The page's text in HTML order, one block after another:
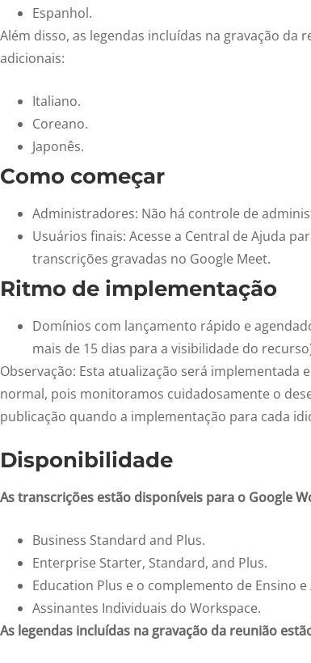
Espanhol.
Além disso, as legendas incluídas na gravação
adicionais:
Italiano.
Coreano.
Japonês.
Como começar
Administradores: Não há controle de
Usuários finais: Acesse a Central de Ajuda
transcrições gravadas no Google Meet.
Ritmo de implementação
Domínios com lançamento rápido e
mais de 15 dias para a visibilidade do
Observação: Esta atualização será
normal, pois monitoramos cuidadosamente o
publicação quando a implementação para cada
Disponibilidade
As transcrições estão disponíveis para o Google
Business Standard and Plus.
Enterprise Starter, Standard, and Plus.
Education Plus e o complemento de Ensino
Assinantes Individuais do Workspace.
As legendas incluídas na gravação da reunião